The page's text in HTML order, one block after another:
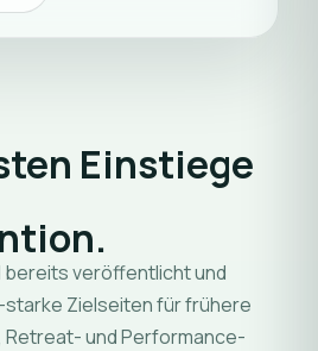
Einstiege
bereits veröffentlicht und
starke Zielseiten für frühere
und Performance-